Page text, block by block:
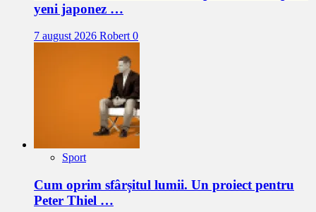
yeni japonez …
7 august 2026 Robert 0
Sport
Cum oprim sfârșitul lumii. Un proiect pentru
Peter Thiel …